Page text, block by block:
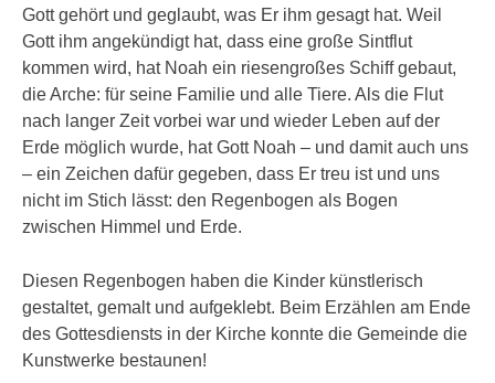
Gott gehört und geglaubt, was Er ihm gesagt hat. Weil
Gott ihm angekündigt hat, dass eine große Sintflut
kommen wird, hat Noah ein riesengroßes Schiff gebaut,
die Arche: für seine Familie und alle Tiere. Als die Flut
nach langer Zeit vorbei war und wieder Leben auf der
Erde möglich wurde, hat Gott Noah – und damit auch uns
– ein Zeichen dafür gegeben, dass Er treu ist und uns
nicht im Stich lässt: den Regenbogen als Bogen
zwischen Himmel und Erde.
Diesen Regenbogen haben die Kinder künstlerisch
gestaltet, gemalt und aufgeklebt. Beim Erzählen am Ende
des Gottesdiensts in der Kirche konnte die Gemeinde die
Kunstwerke bestaunen!